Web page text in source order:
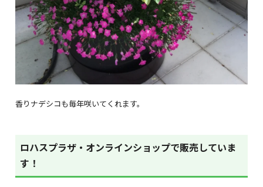
香りナデシコも毎年咲いてくれます。
ロハスプラザ・オンラインショップで販売していま
す！